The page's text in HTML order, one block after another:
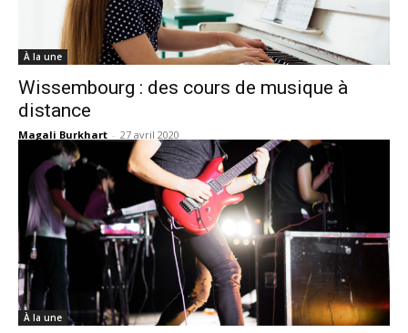
À la une
Wissembourg : des cours de musique à
distance
Magali Burkhart - 27 avril 2020
À la une